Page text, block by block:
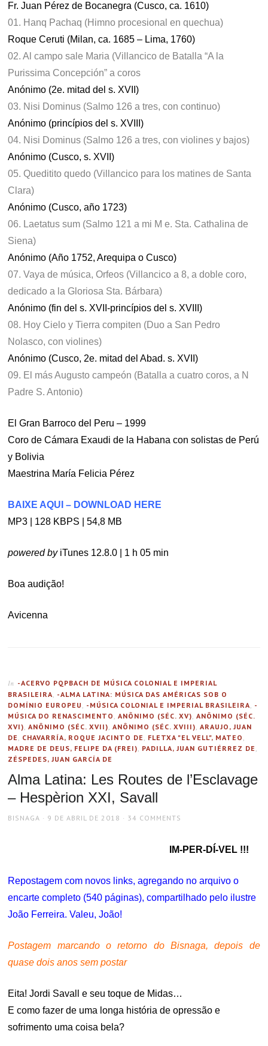
Fr. Juan Pérez de Bocanegra (Cusco, ca. 1610)
01. Hanq Pachaq (Himno procesional en quechua)
Roque Ceruti (Milan, ca. 1685 – Lima, 1760)
02. Al campo sale Maria (Villancico de Batalla “A la
Purissima Concepción” a coros
Anónimo (2e. mitad del s. XVII)
03. Nisi Dominus (Salmo 126 a tres, con continuo)
Anónimo (princípios del s. XVIII)
04. Nisi Dominus (Salmo 126 a tres, con violines y bajos)
Anónimo (Cusco, s. XVII)
05. Queditito quedo (Villancico para los matines de Santa
Clara)
Anónimo (Cusco, año 1723)
06. Laetatus sum (Salmo 121 a mi M e. Sta. Cathalina de
Siena)
Anónimo (Año 1752, Arequipa o Cusco)
07. Vaya de música, Orfeos (Villancico a 8, a doble coro,
dedicado a la Gloriosa Sta. Bárbara)
Anónimo (fin del s. XVII-princípios del s. XVIII)
08. Hoy Cielo y Tierra compiten (Duo a San Pedro
Nolasco, con violines)
Anónimo (Cusco, 2e. mitad del Abad. s. XVII)
09. El más Augusto campeón (Batalla a cuatro coros, a N
Padre S. Antonio)
El Gran Barroco del Peru – 1999
Coro de Cámara Exaudi de la Habana con solistas de Perú
y Bolivia
Maestrina María Felicia Pérez
BAIXE AQUI – DOWNLOAD HERE
MP3 | 128 KBPS | 54,8 MB
powered byiTunes 12.8.0 | 1 h 05 min
Boa audição!
Avicenna
In -ACERVO PQPBACH DE MÚSICA COLONIAL E IMPERIAL
BRASILEIRA, -ALMA LATINA: MÚSICA DAS AMÉRICAS SOB O
DOMÍNIO EUROPEU , -MÚSICA COLONIAL E IMPERIAL BRASILEIRA, -
MÚSICA DO RENASCIMENTO ,ANÔNIMO (SÉC. XV),ANÔNIMO (SÉC.
XVI),ANÔNIMO (SÉC. XVII),ANÔNIMO (SÉC. XVIII),ARAUJO, JUAN
DE , CHAVARRÍA, ROQUE JACINTO DE , FLETXA "EL VELL", MATEO ,
MADRE DE DEUS, FELIPE DA (FREI), PADILLA, JUAN GUTIÉRREZ DE ,
ZÉSPEDES, JUAN GARCÍA DE
Alma Latina: Les Routes de l’Esclavage
– Hespèrion XXI, Savall
AUTHOR
BISNAGA
POSTED
9 DE ABRIL DE 2018 34 COMMENTS
IM-PER-DÍ-VEL !!!
Repostagem com novos links, agregando no arquivo o
encarte completo (540 páginas), compartilhado pelo ilustre
João Ferreira. Valeu, João!
Postagem marcando o retorno do Bisnaga, depois de
quase dois anos sem postar
Eita! Jordi Savall e seu toque de Midas…
E como fazer de uma longa história de opressão e
sofrimento uma coisa bela?